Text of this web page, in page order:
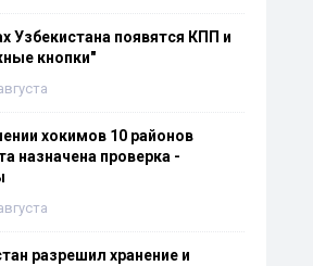
Узбекистана появятся КПП и
кнопки"
хокимов 10 районов
назначена проверка -
разрешил хранение и